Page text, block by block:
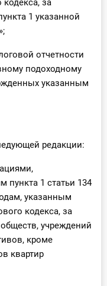
кодекса, за
1 указанной
отчетности
подоходному
указанным
редакции:
пункта 1 статьи 134
указанным
кодекса, за
учреждений
кроме
квартир